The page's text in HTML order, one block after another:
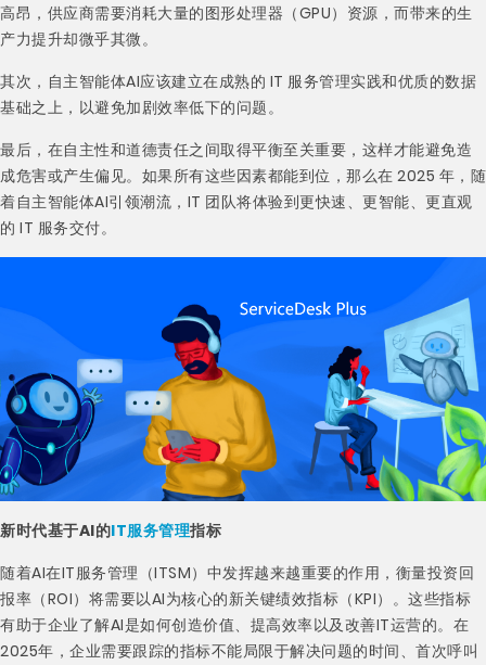
高昂，供应商需要消耗大量的图形处理器（GPU）资源，而带来的生
产力提升却微乎其微。
其次，自主智能体AI应该建立在成熟的 IT 服务管理实践和优质的数据
基础之上，以避免加剧效率低下的问题。
最后，在自主性和道德责任之间取得平衡至关重要，这样才能避免造
成危害或产生偏见。如果所有这些因素都能到位，那么在 2025 年，随
着自主智能体AI引领潮流，IT 团队将体验到更快速、更智能、更直观
的 IT 服务交付。
新时代基于AI的IT服务管理指标
随着AI在IT服务管理（ITSM）中发挥越来越重要的作用，衡量投资回
报率（ROI）将需要以AI为核心的新关键绩效指标（KPI）。这些指标
有助于企业了解AI是如何创造价值、提高效率以及改善IT运营的。在
2025年，企业需要跟踪的指标不能局限于解决问题的时间、首次呼叫